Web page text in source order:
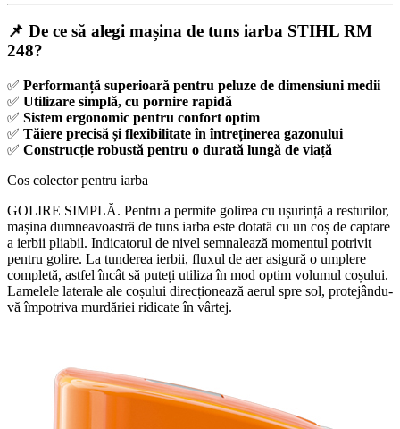
📌 De ce să alegi mașina de tuns iarba STIHL RM
248?
✅ Performanță superioară pentru peluze de dimensiuni medii
✅ Utilizare simplă, cu pornire rapidă
✅ Sistem ergonomic pentru confort optim
✅ Tăiere precisă și flexibilitate în întreținerea gazonului
✅ Construcție robustă pentru o durată lungă de viață
Cos colector pentru iarba
GOLIRE SIMPLĂ. Pentru a permite golirea cu ușurință a resturilor,
mașina dumneavoastră de tuns iarba este dotată cu un coș de captare
a ierbii pliabil. Indicatorul de nivel semnalează momentul potrivit
pentru golire. La tunderea ierbii, fluxul de aer asigură o umplere
completă, astfel încât să puteți utiliza în mod optim volumul coșului.
Lamelele laterale ale coșului direcționează aerul spre sol, protejându-
vă împotriva murdăriei ridicate în vârtej.